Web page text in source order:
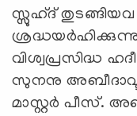
സ്സുഹ്ദ്
വിശ്വപ്രസിദ്ധ
സുനനു
മാസ്റ്റര്‍ പീസ്.